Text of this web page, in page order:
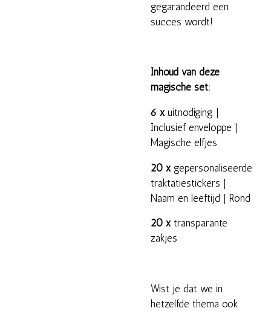
gegarandeerd een
succes wordt!
Inhoud van deze
magische set:
6 xuitnodiging |
Inclusief enveloppe |
Magische elfjes
20 x gepersonaliseerde
traktatiestickers |
Naam en leeftijd | Rond
20 xtransparante
zakjes
Wist je dat we in
hetzelfde thema ook